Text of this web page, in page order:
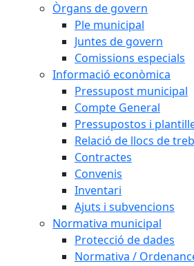
Òrgans de govern
Ple municipal
Juntes de govern
Comissions especials
Informació econòmica
Pressupost municipal
Compte General
Pressupostos i
Relació de llocs de
Contractes
Convenis
Inventari
Ajuts i subvencions
Normativa municipal
Protecció de dades
Normativa /